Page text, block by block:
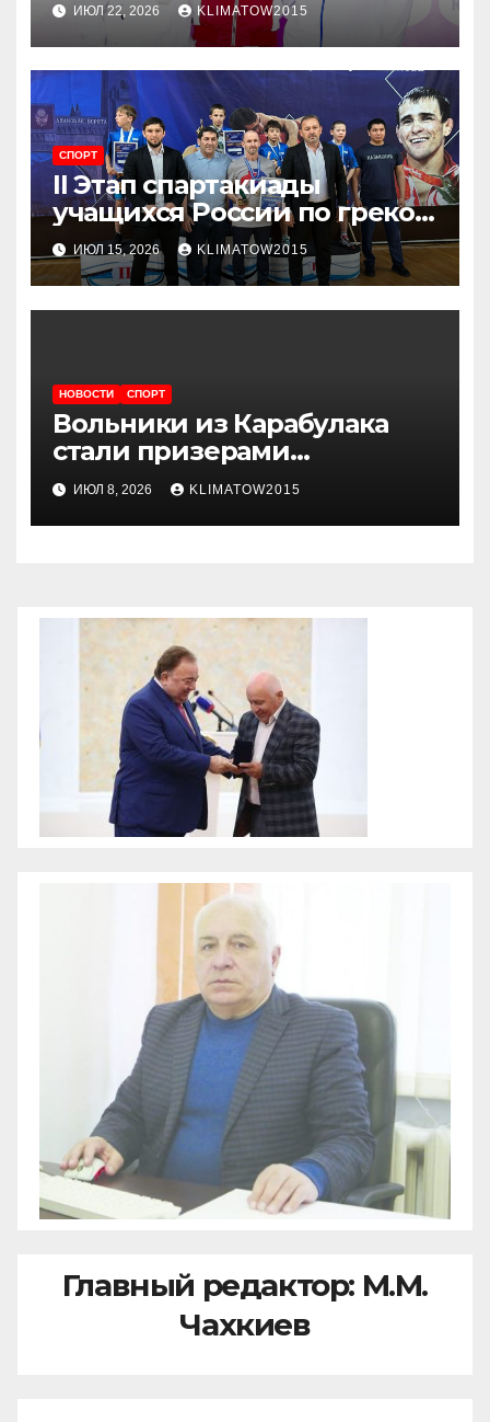
ИЮЛ 22, 2026 KLIMATOW2015
СПОРТ
​II Этап спартакиады
учащихся России по греко-
римской борьбе на призы
олимпийского чемпиона
Назира Манкиева успешно
ИЮЛ 15, 2026 KLIMATOW2015
НОВОСТИ СПОРТ
Вольники из Карабулака
стали призерами
Международного турнира в
Грузии
ИЮЛ 8, 2026 KLIMATOW2015
Главный редактор: М.М.
Чахкиев